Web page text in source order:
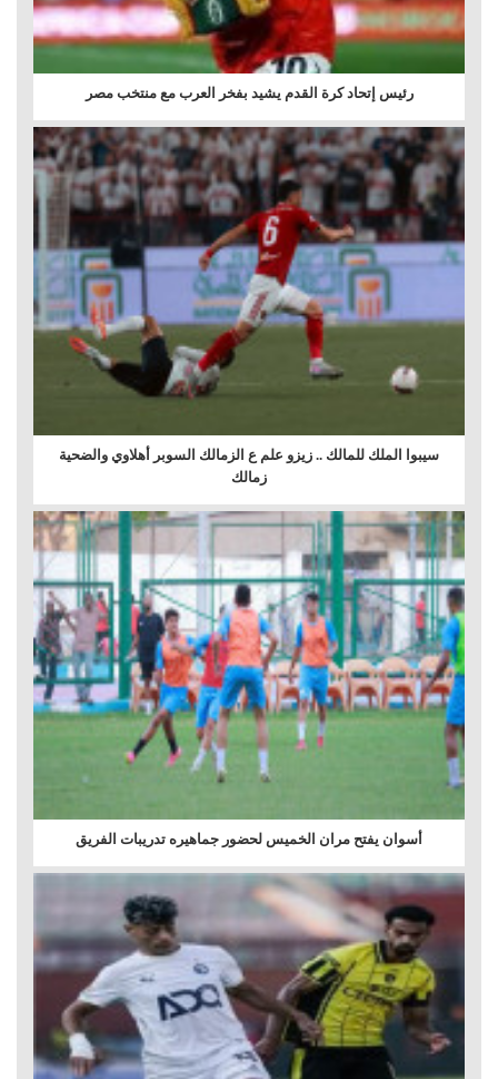
رئيس إتحاد كرة القدم يشيد بفخر العرب مع منتخب مصر
سيبوا الملك للمالك .. زيزو علم ع الزمالك السوبر أهلاوي والضحية
زمالك
أسوان يفتح مران الخميس لحضور جماهيره تدريبات الفريق